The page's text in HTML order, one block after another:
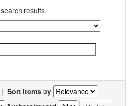
results.
| Sort items by